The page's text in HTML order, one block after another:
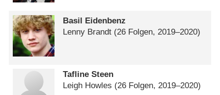
Basil Eidenbenz
Lenny Brandt (26 Folgen, 2019⁠–⁠2020)
Tafline Steen
Leigh Howles (26 Folgen, 2019⁠–⁠2020)